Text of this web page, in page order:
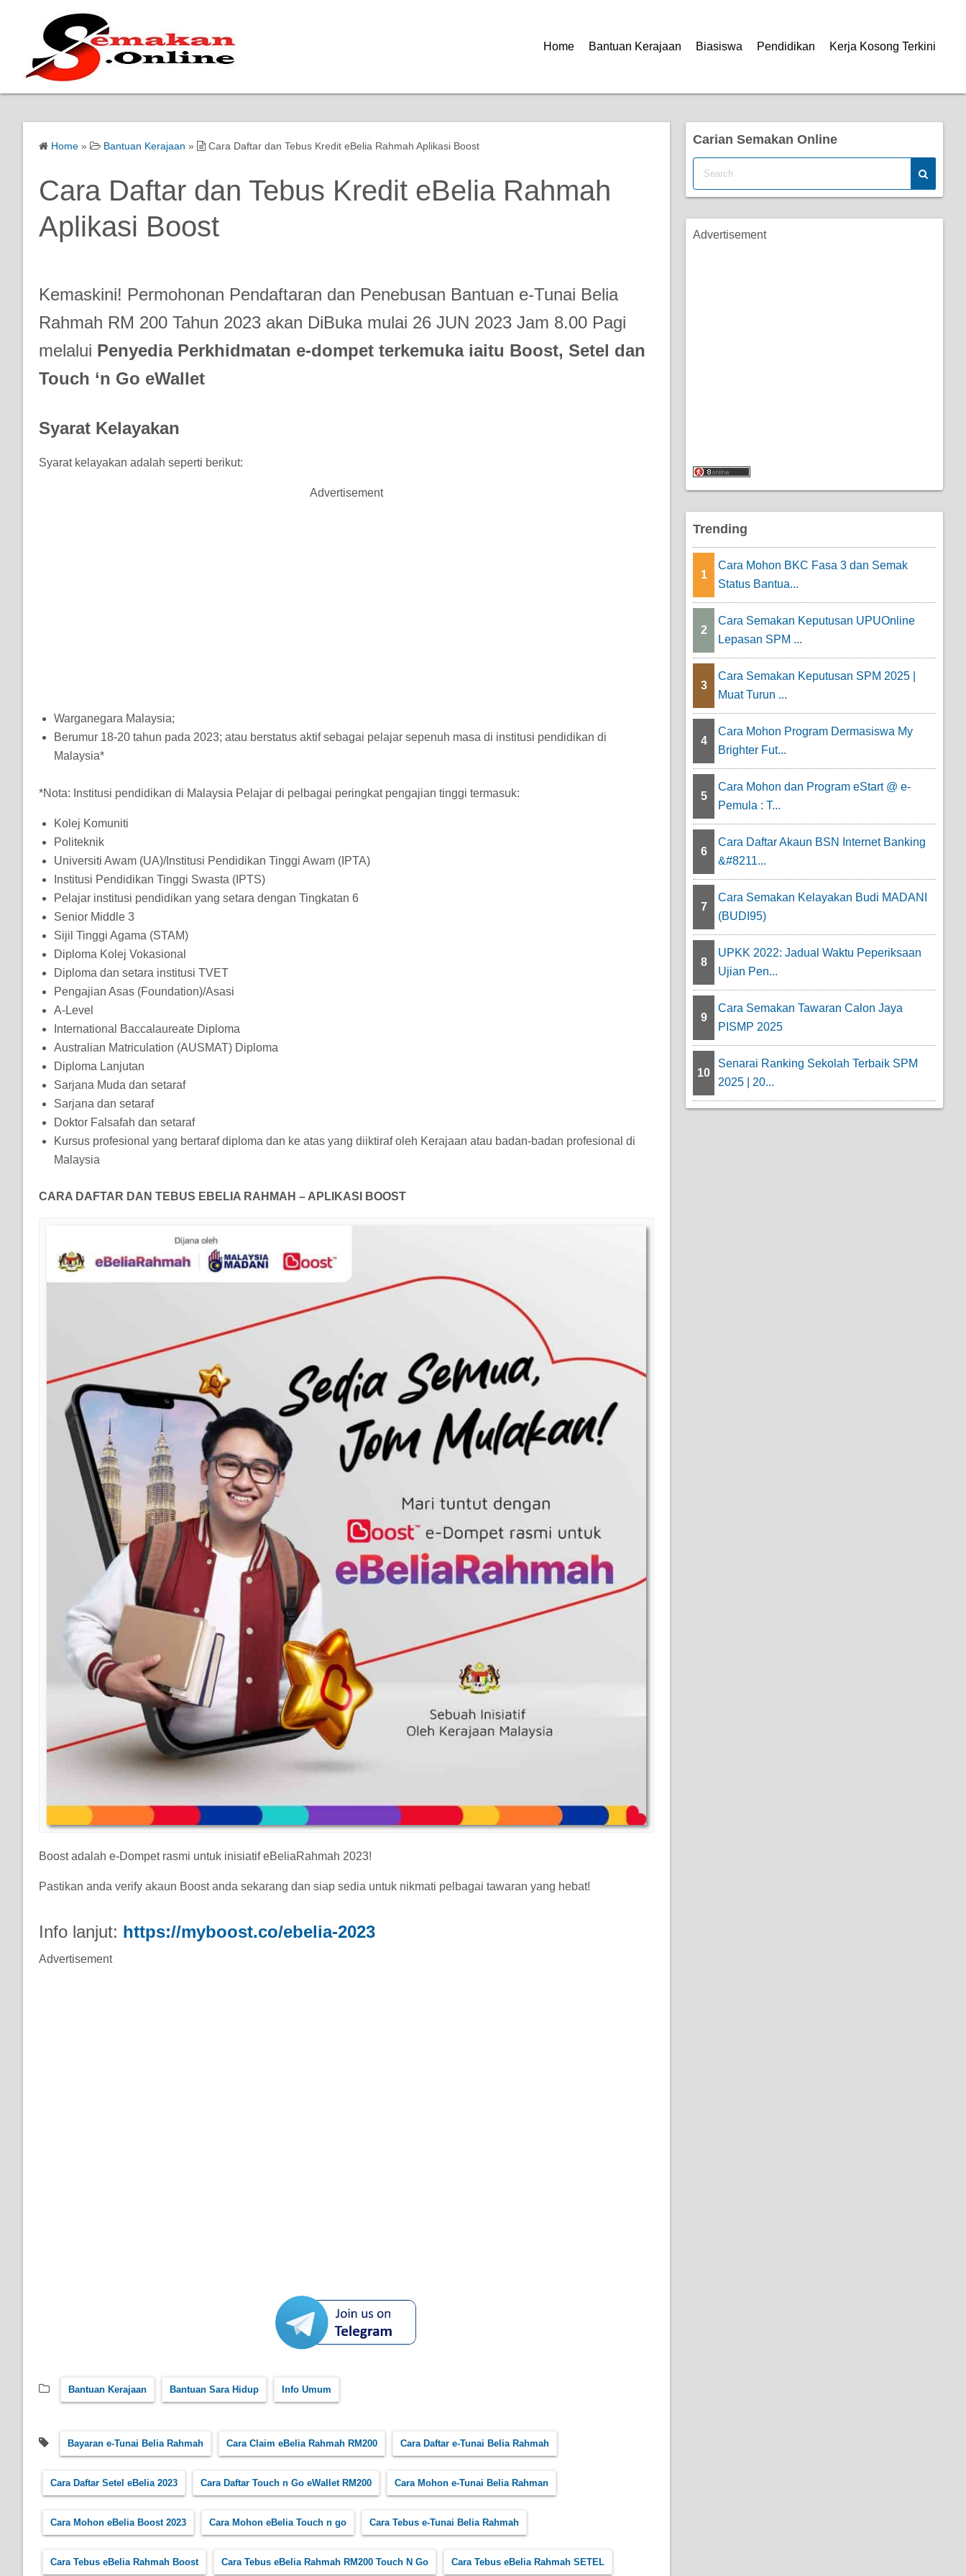
Home Bantuan Kerajaan Biasiswa Pendidikan Kerja Kosong Terkini
Home » Bantuan Kerajaan » Cara Daftar dan Tebus Kredit eBelia Rahmah Aplikasi Boost
Cara Daftar dan Tebus Kredit eBelia Rahmah
Aplikasi Boost
Kemaskini! Permohonan Pendaftaran dan Penebusan Bantuan e-Tunai Belia
Rahmah RM 200 Tahun 2023 akan DiBuka mulai 26 JUN 2023 Jam 8.00 Pagi
melalui Penyedia Perkhidmatan e-dompet terkemuka iaitu Boost, Setel dan
Touch ‘n Go eWallet
Syarat Kelayakan
Syarat kelayakan adalah seperti berikut:
Advertisement
Warganegara Malaysia;
Berumur 18-20 tahun pada 2023; atau berstatus aktif sebagai pelajar sepenuh masa di institusi pendidikan di
Malaysia*
*Nota: Institusi pendidikan di Malaysia Pelajar di pelbagai peringkat pengajian tinggi termasuk:
Kolej Komuniti
Politeknik
Universiti Awam (UA)/Institusi Pendidikan Tinggi Awam (IPTA)
Institusi Pendidikan Tinggi Swasta (IPTS)
Pelajar institusi pendidikan yang setara dengan Tingkatan 6
Senior Middle 3
Sijil Tinggi Agama (STAM)
Diploma Kolej Vokasional
Diploma dan setara institusi TVET
Pengajian Asas (Foundation)/Asasi
A-Level
International Baccalaureate Diploma
Australian Matriculation (AUSMAT) Diploma
Diploma Lanjutan
Sarjana Muda dan setaraf
Sarjana dan setaraf
Doktor Falsafah dan setaraf
Kursus profesional yang bertaraf diploma dan ke atas yang diiktiraf oleh Kerajaan atau badan-badan profesional di
Malaysia
CARA DAFTAR DAN TEBUS EBELIA RAHMAH – APLIKASI BOOST
Boost adalah e-Dompet rasmi untuk inisiatif eBeliaRahmah 2023!
Pastikan anda verify akaun Boost anda sekarang dan siap sedia untuk nikmati pelbagai tawaran yang hebat!
Info lanjut: https://myboost.co/ebelia-2023
Advertisement
Bantuan Kerajaan Bantuan Sara Hidup Info Umum
Bayaran e-Tunai Belia Rahmah Cara Claim eBelia Rahmah RM200 Cara Daftar e-Tunai Belia Rahmah
Cara Daftar Setel eBelia 2023 Cara Daftar Touch n Go eWallet RM200 Cara Mohon e-Tunai Belia Rahman
Cara Mohon eBelia Boost 2023 Cara Mohon eBelia Touch n go Cara Tebus e-Tunai Belia Rahmah
Cara Tebus eBelia Rahmah Boost Cara Tebus eBelia Rahmah RM200 Touch N Go Cara Tebus eBelia Rahmah SETEL
Carian Semakan Online
Advertisement
Trending
1
Cara Mohon BKC Fasa 3 dan Semak
Status Bantua...
2
Cara Semakan Keputusan UPUOnline
Lepasan SPM ...
3
Cara Semakan Keputusan SPM 2025 |
Muat Turun ...
4
Cara Mohon Program Dermasiswa My
Brighter Fut...
5
Cara Mohon dan Program eStart @ e-
Pemula : T...
6
Cara Daftar Akaun BSN Internet Banking
&#8211...
7
Cara Semakan Kelayakan Budi MADANI
(BUDI95)
8
UPKK 2022: Jadual Waktu Peperiksaan
Ujian Pen...
9
Cara Semakan Tawaran Calon Jaya
PISMP 2025
10
Senarai Ranking Sekolah Terbaik SPM
2025 | 20...